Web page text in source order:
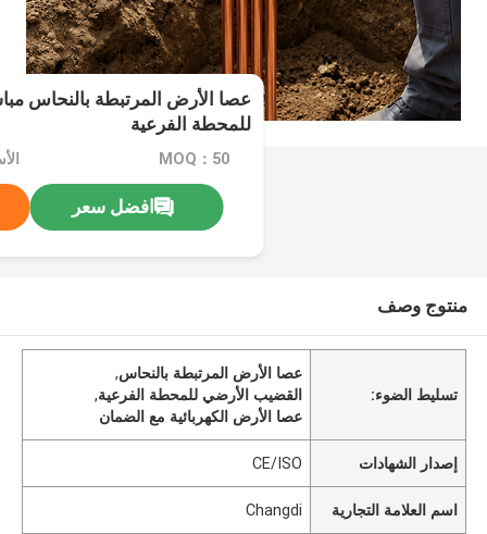
عصا الأرض المرتبطة بالنحاس
للمحطة الفرعية
MOQ：50
افضل سعر
منتوج وصف
تسليط الضوء:
عصا الأرض المرتبطة بالنحاس,
القضيب الأرضي للمحطة الفرعية,
عصا الأرض الكهربائية مع الضمان
إصدار الشهادات CE/ISO
اسم العلامة التجارية Changdi